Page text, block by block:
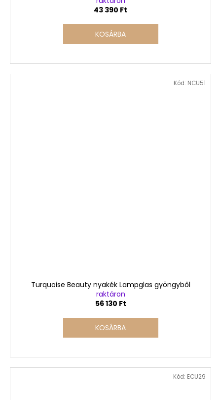
43 390 Ft
KOSÁRBA
Turquoise Beauty nyakék Lampglas gyöngyből
raktáron
56 130 Ft
KOSÁRBA
Kód: NCU51
Kód: ECU29